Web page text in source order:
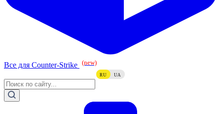
Все для Counter-Strike (new)
RU UA